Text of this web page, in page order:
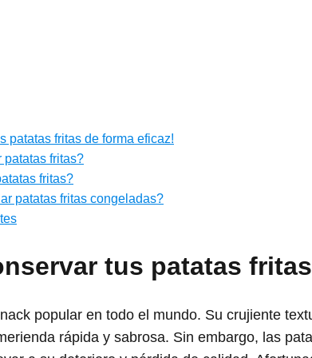
patatas fritas de forma eficaz!
patatas fritas?
fritas?
patatas fritas congeladas?
tus patatas
popular en todo el mundo. Su crujiente
rápida y sabrosa. Sin embargo, las